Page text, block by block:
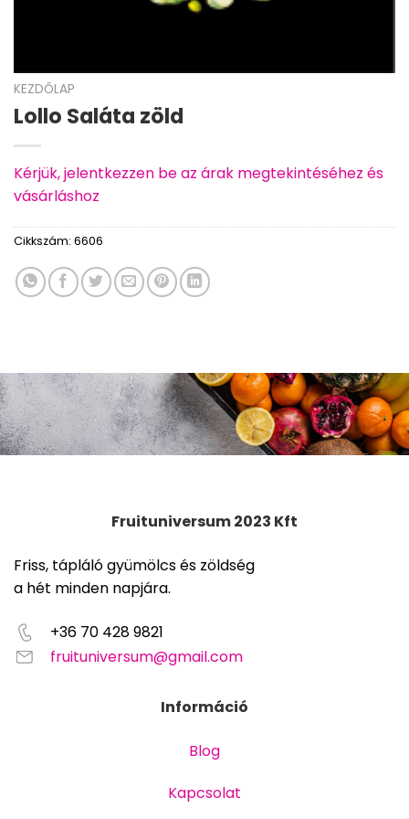
KEZDŐLAP
Lollo Saláta zöld
Kérjük, jelentkezzen be az árak megtekintéséhez és
vásárláshoz
Cikkszám: 6606
Fruituniversum 2023 Kft
Friss, tápláló gyümölcs és zöldség
a hét minden napjára.
+36 70 428 9821
fruituniversum@gmail.com
Információ
Blog
Kapcsolat